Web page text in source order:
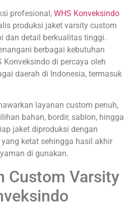
profesional, WHS Konveksindo
produksi jaket varsity custom
dan detail berkualitas tinggi.
berbagai kebutuhan
Konveksindo di percaya oleh
daerah di Indonesia, termasuk
layanan custom penuh,
bahan, bordir, sablon, hingga
jaket diproduksi dengan
ketat sehingga hasil akhir
di gunakan.
Custom Varsity